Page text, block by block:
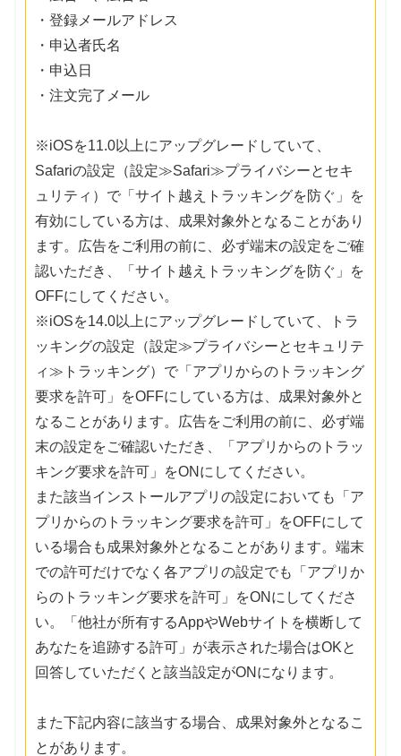
・登録メールアドレス
・申込者氏名
・申込日
・注文完了メール
※iOSを11.0以上にアップグレードしていて、
Safariの設定（設定≫Safari≫プライバシーとセキ
ュリティ）で「サイト越えトラッキングを防ぐ」を
有効にしている方は、成果対象外となることがあり
ます。広告をご利用の前に、必ず端末の設定をご確
認いただき、「サイト越えトラッキングを防ぐ」を
OFFにしてください。
※iOSを14.0以上にアップグレードしていて、トラ
ッキングの設定（設定≫プライバシーとセキュリテ
ィ≫トラッキング）で「アプリからのトラッキング
要求を許可」をOFFにしている方は、成果対象外と
なることがあります。広告をご利用の前に、必ず端
末の設定をご確認いただき、「アプリからのトラッ
キング要求を許可」をONにしてください。
また該当インストールアプリの設定においても「ア
プリからのトラッキング要求を許可」をOFFにして
いる場合も成果対象外となることがあります。端末
での許可だけでなく各アプリの設定でも「アプリか
らのトラッキング要求を許可」をONにしてくださ
い。「他社が所有するAppやWebサイトを横断して
あなたを追跡する許可」が表示された場合はOKと
回答していただくと該当設定がONになります。
また下記内容に該当する場合、成果対象外となるこ
とがあります。